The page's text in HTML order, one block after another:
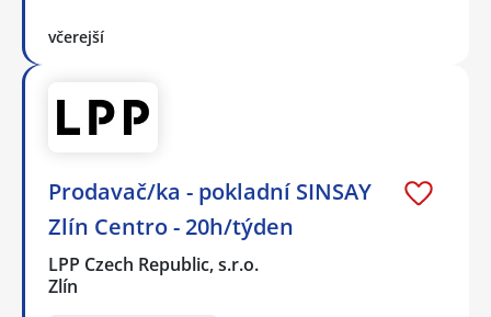
včerejší
Prodavač/ka - pokladní SINSAY
Zlín Centro - 20h/týden
LPP Czech Republic, s.r.o.
Zlín